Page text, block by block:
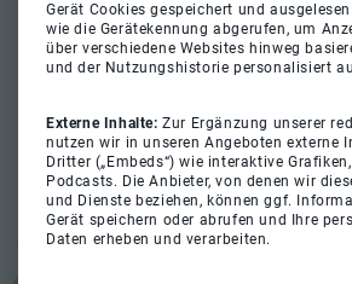
Gerät Cookies gespeichert und
wie die Gerätekennung abgerufen, um
über verschiedene Websites hinweg
und der Nutzungshistorie personalisiert
Externe Inhalte:Zur Ergänzung unserer
nutzen wir in unseren Angeboten externe
Dritter („Embeds“) wie interaktive
Podcasts. Die Anbieter, von denen wir
und Dienste beziehen, können ggf.
Gerät speichern oder abrufen und Ihre
Daten erheben und verarbeiten.